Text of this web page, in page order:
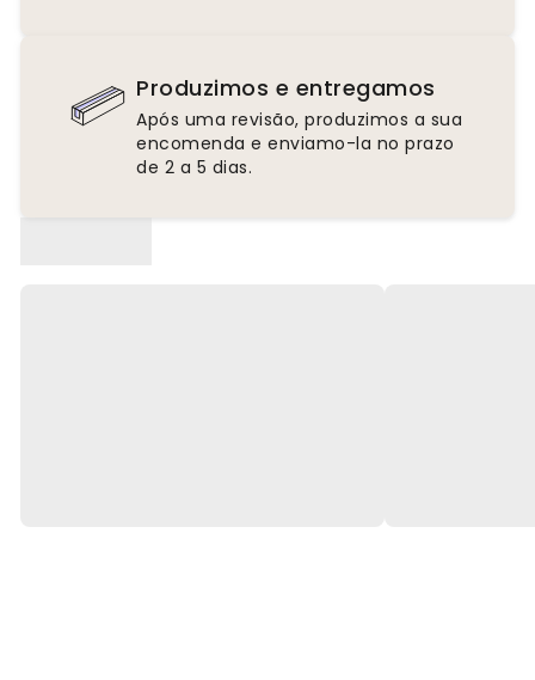
Produzimos e entregamos
Após uma revisão, produzimos a sua
encomenda e enviamo-la no prazo
de 2 a 5 dias.